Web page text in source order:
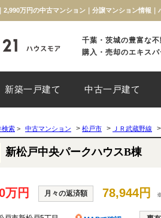
万円の中古マンション｜分譲マンション情報｜
千葉・茨城の豊富な不
購入・売却のエキス
新築一戸建て 中古一戸建て
検索 > 中古マンション > 松戸市 > ＪＲ武蔵野線 >
新松戸中央パークハウスB棟
万円 月々の返済額 78,944円